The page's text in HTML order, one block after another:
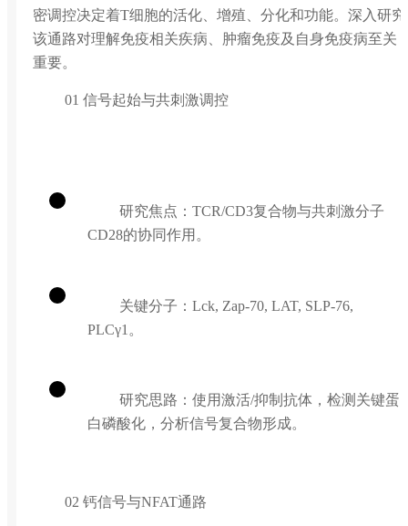
密调控决定着T细胞的活化、增殖、分化和功能。深入研究
该通路对理解免疫相关疾病、肿瘤免疫及自身免疫病至关
重要。
01 信号起始与共刺激调控
研究焦点：TCR/CD3复合物与共刺激分子
CD28的协同作用。
关键分子：Lck, Zap-70, LAT, SLP-76,
PLCγ1。
研究思路：使用激活/抑制抗体，检测关键蛋
白磷酸化，分析信号复合物形成。
02 钙信号与NFAT通路